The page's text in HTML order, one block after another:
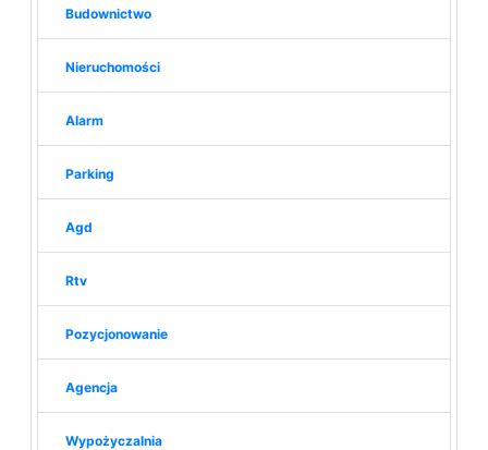
Budownictwo
Nieruchomości
Alarm
Parking
Agd
Rtv
Pozycjonowanie
Agencja
Wypożyczalnia